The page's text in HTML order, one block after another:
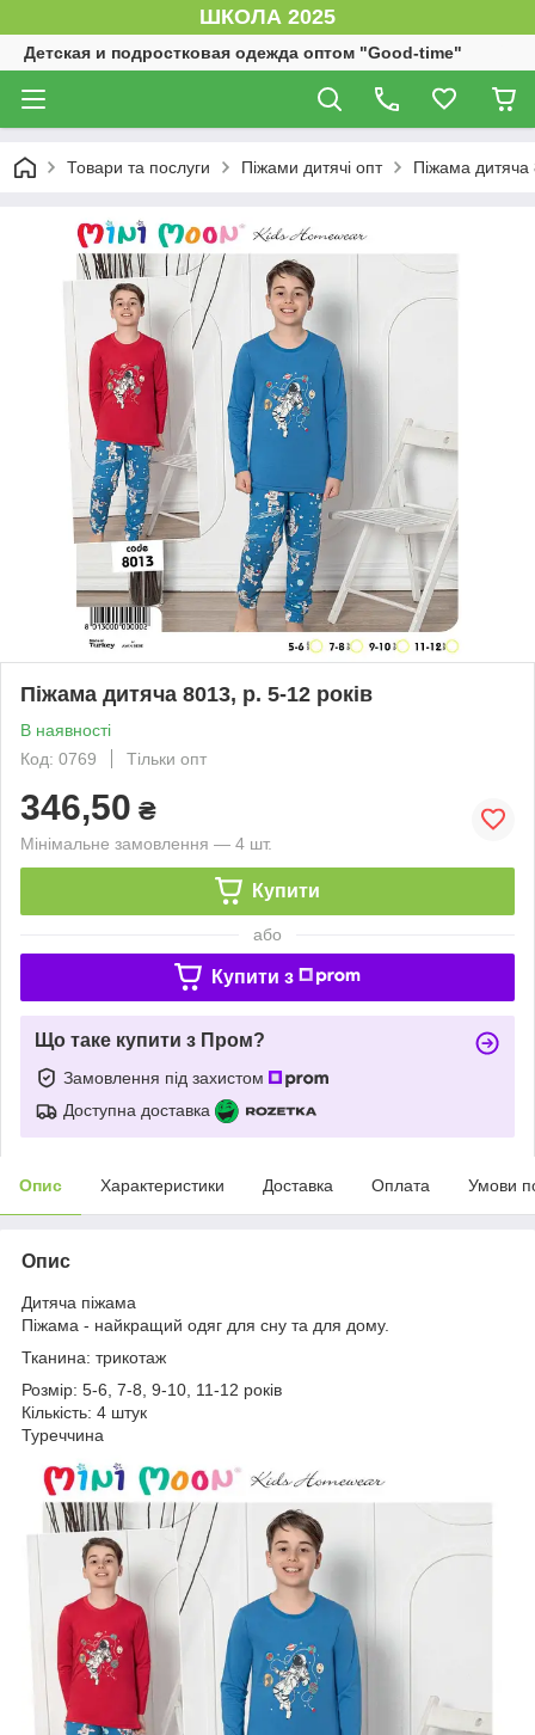
ШКОЛА 2025
Детская и подростковая одежда оптом "Good-time"
Товари та послуги Піжами дитячі опт Піжама дитяча
Піжама дитяча 8013, р. 5-12 років
В наявності
Код: 0769
Тільки опт
346,50 ₴
Мінімальне замовлення — 4 шт.
Купити
або
Купити з
Що таке купити з Пром?
Замовлення під захистом
Доступна доставка
Опис Характеристики Доставка Оплата Умови
Опис
Дитяча піжама
Піжама - найкращий одяг для сну та для дому.
Тканина: трикотаж
Розмір: 5-6, 7-8, 9-10, 11-12 років
Кількість: 4 штук
Туреччина